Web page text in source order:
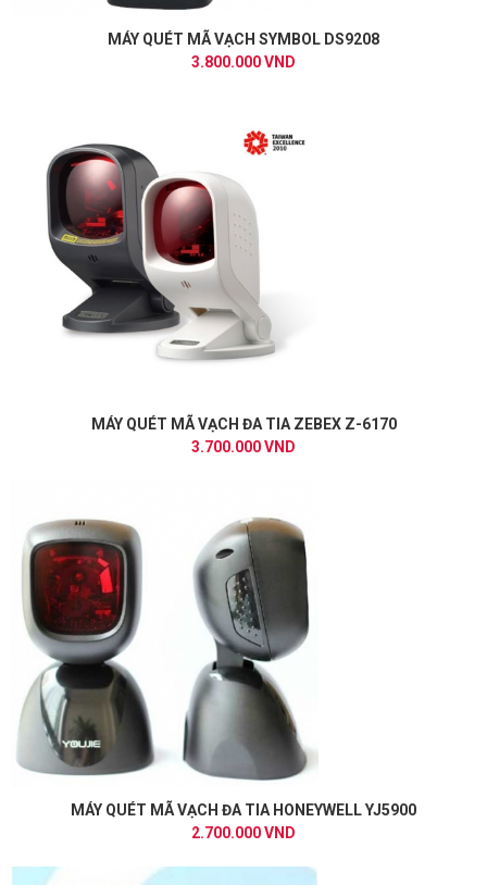
MÁY QUÉT MÃ VẠCH SYMBOL DS9208
3.800.000 VND
MÁY QUÉT MÃ VẠCH ĐA TIA ZEBEX Z-6170
3.700.000 VND
MÁY QUÉT MÃ VẠCH ĐA TIA HONEYWELL YJ5900
2.700.000 VND